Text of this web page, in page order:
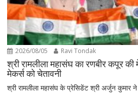
2026/08/05 Ravi Tondak
श्री रामलीला महासंघ का रणबीर कपूर
मेकर्स को चेतावनी
श्री रामलीला महासंघ के प्रेसिडेंट श्री अर्जुन कुमार